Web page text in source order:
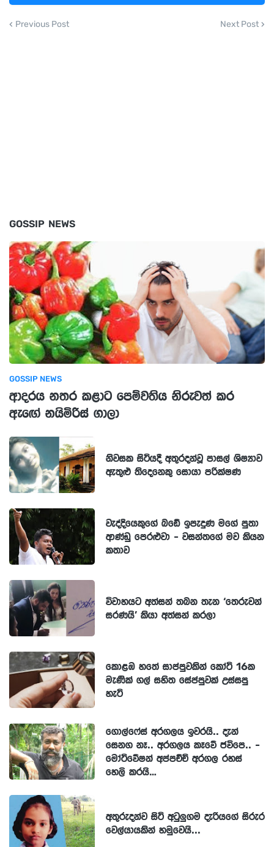
Previous Post Next Post
GOSSIP NEWS
GOSSIP NEWS
ආදරය නතර කළාට පෙම්වතිය නිරුවත් කර
ඇඟේ නයිමිරිස් ගාලා
නිවසක සිටියදී අතුරදන්වූ පාසල් ශිෂ්‍යාව
ඇතුළු තිදෙනෙකු සොයා පරික්ෂණ
වැද්දියෙකුගේ බඩේ ඉපැදුණ මගේ පුතා
ආණ්ඩු පෙරළුවා - වසන්තගේ මව කියන
කතාව
විවාහයට අත්සන් තබන තැන ‘තෙරුවන්
සරණයි’ කියා අත්සන් කරලා
කොළඹ හතේ සාප්පුවකින් කෝටි 16ක
මැණික් ගල් සහිත සේප්පුවක් උස්සපු
හැටි
ගොල්ෆේස් අරගලය ඉවරයි.. දැන්
සෙනග නෑ.. අරගලය කෑවේ ජවිපෙ.. -
මෝටිවේෂන් අප්පච්චි අරගල රහස්
හෙලි කරයි…
අතුරුදන්ව සිටි අටුලුගම දැරියගේ සිරුර
වෙල්යායකින් හමුවෙයි...